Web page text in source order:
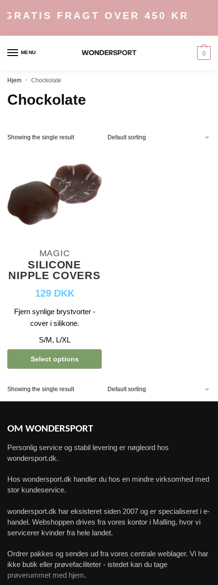
GRATIS FRAGT OVER 450 KR
MENU 0
Hjem » Chockolate
Chockolate
Showing the single result
MAGIC
SILICONE
NIPPLE COVERS
129 DKK
Fjern synlige brystvorter -
cover i silikone.
S/M, L/XL
Select options
Showing the single result
OM WONDERSPORT
Personlig service og stabil levering er nøgleord hos
wondersport.dk.
Hos wondersport.dk handler du hos en mindre virksomhed med
stor kundeservice.
wondersport.dk har eksisteret siden 2007 og er specialiseret i e-
handel. Webshoppen drives fra vores kontor i Malling, hvor vi
servicerer kvinder fra hele landet.
Ordrer pakkes og sendes ud fra vores centrale weblager. Vi har
ikke butik eller prøvefaciliteter - istedet kan du tage
prøverummet med hjem.